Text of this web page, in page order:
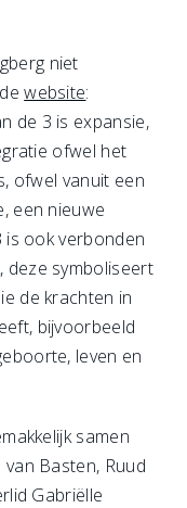
niet
website:
de 3 is expansie,
ofwel het
ofwel vanuit een
een nieuwe
is ook verbonden
deze symboliseert
de krachten in
bijvoorbeeld
leven en
samen
Basten, Ruud
Gabriëlle